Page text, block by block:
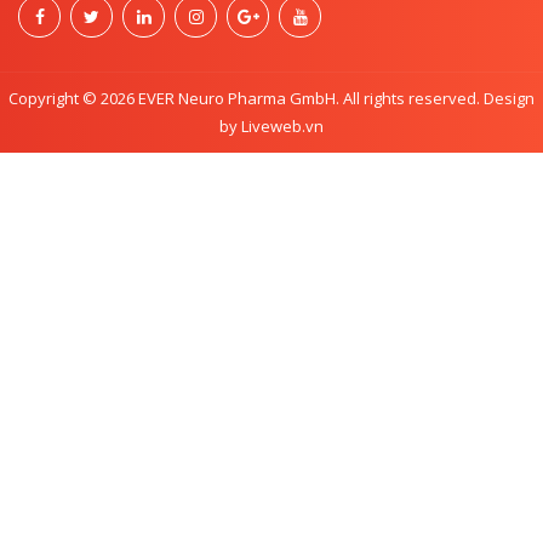
Copyright © 2026 EVER Neuro Pharma GmbH. All rights reserved. Design
by Liveweb.vn